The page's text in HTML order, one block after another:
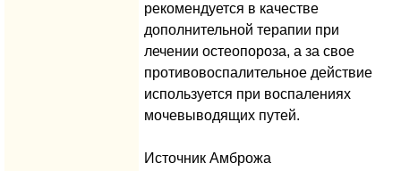
рекомендуется в качестве
дополнительной терапии при
лечении остеопороза, а за свое
противовоспалительное действие
используется при воспалениях
мочевыводящих путей.
Источник Амброжа